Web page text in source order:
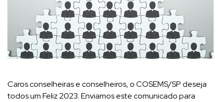
Caros conselheiras e conselheiros, o COSEMS/SP deseja
todos um Feliz 2023. Enviamos este comunicado para